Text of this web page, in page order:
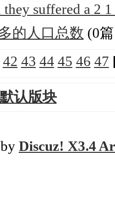
suffered a 2
的人口总数 (0
42 43 44 45 46 47
默认版块
Discuz! X3.4